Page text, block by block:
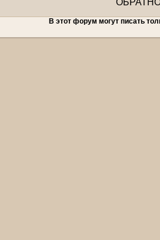
В этот форум могут писать